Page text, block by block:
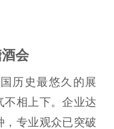
会
史最悠久的展
不相上下。企业达
，专业观众已突破